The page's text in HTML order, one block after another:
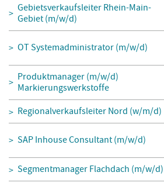
Gebietsverkaufsleiter Rhein-Main-
Gebiet (m/w/d)
OT Systemadministrator (m/w/d)
Produktmanager (m/w/d)
Markierungswerkstoffe
Regionalverkaufsleiter Nord (w/m/d)
SAP Inhouse Consultant (m/w/d)
Segmentmanager Flachdach (m/w/d)